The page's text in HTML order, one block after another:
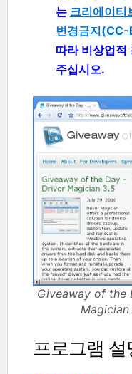
는 크리에이티
변경금지
따라 비상업적
주십시오.
Giveaway of the
Magician
프로그램 설